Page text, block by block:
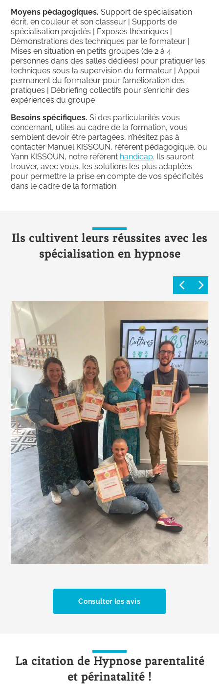
Moyens pédagogiques.Support de spécialisation
écrit, en couleur et son classeur | Supports de
spécialisation projetés | Exposés théoriques |
Démonstrations des techniques par le formateur |
Mises en situation en petits groupes (de 2 à 4
personnes dans des salles dédiées) pour pratiquer les
techniques sous la supervision du formateur | Appui
permanent du formateur pour l’amélioration des
pratiques | Débriefing collectifs pour s’enrichir des
expériences du groupe
Besoins spécifiques. Si des particularités vous
concernant, utiles au cadre de la formation, vous
semblent devoir être partagées, n’hésitez pas à
contacter Manuel KISSOUN, référent pédagogique, ou
Yann KISSOUN, notre référent handicap. Ils sauront
trouver, avec vous, les solutions les plus adaptées
pour permettre la prise en compte de vos spécificités
dans le cadre de la formation.
Ils cultivent leurs réussites avec les
spécialisation en hypnose
Consulter les avis
La citation de Hypnose parentalité
et périnatalité !